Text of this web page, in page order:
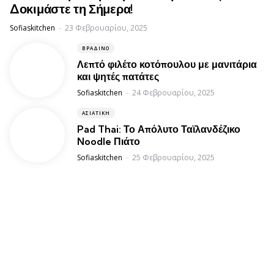
Δοκιμάστε τη Σήμερα!
Posted
Sofiaskitchen 23 Φεβρουαρίου, 2025
ΒΡΑΔΙΝΌ
Λεπτό φιλέτο κοτόπουλου με μανιτάρια
και ψητές πατάτες
Posted
Sofiaskitchen 24 Φεβρουαρίου, 2025
ΑΣΙΑΤΙΚΉ
Pad Thai: Το Απόλυτο Ταϊλανδέζικο
Noodle Πιάτο
Posted
Sofiaskitchen 25 Φεβρουαρίου, 2025